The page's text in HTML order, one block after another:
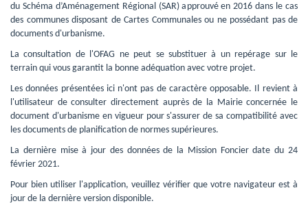
du Schéma d’Aménagement Régional (SAR) approuvé en 2016 dans le cas
des communes disposant de Cartes Communales ou ne possédant pas de
documents d'urbanisme.
La consultation de l'OFAG ne peut se substituer à un repérage sur le
terrain qui vous garantit la bonne adéquation avec votre projet.
Les données présentées ici n'ont pas de caractère opposable. Il revient à
l'utilisateur de consulter directement auprès de la Mairie concernée le
document d'urbanisme en vigueur pour s'assurer de sa compatibilité avec
les documents de planification de normes supérieures.
La dernière mise à jour des données de la Mission Foncier date du 24
février 2021.
Pour bien utiliser l'application, veuillez vérifier que votre navigateur est à
jour de la dernière version disponible.